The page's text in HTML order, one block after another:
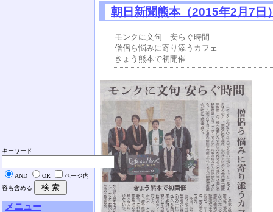
朝日新聞熊本（2015年2月7日
モンクに文句　安らぐ時間
僧侶ら悩みに寄り添うカフェ
キーワード
AND OR
ページ内
容も含める
メニュー